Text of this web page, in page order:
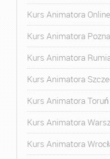
Kurs Animatora Online
Kurs Animatora
Kurs Animatora
Kurs Animatora
Kurs Animatora Toruń
Kurs Animatora
Kurs Animatora